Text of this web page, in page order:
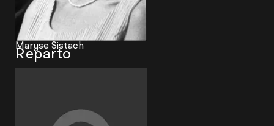
Maryse Sistach
Reparto